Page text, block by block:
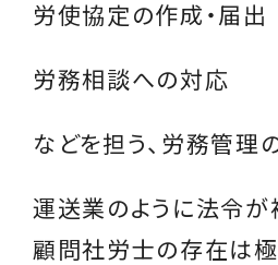
労使協定の作成・届出
労務相談への対応
などを担う、労務管理
運送業のように法令が
顧問社労士の存在は極